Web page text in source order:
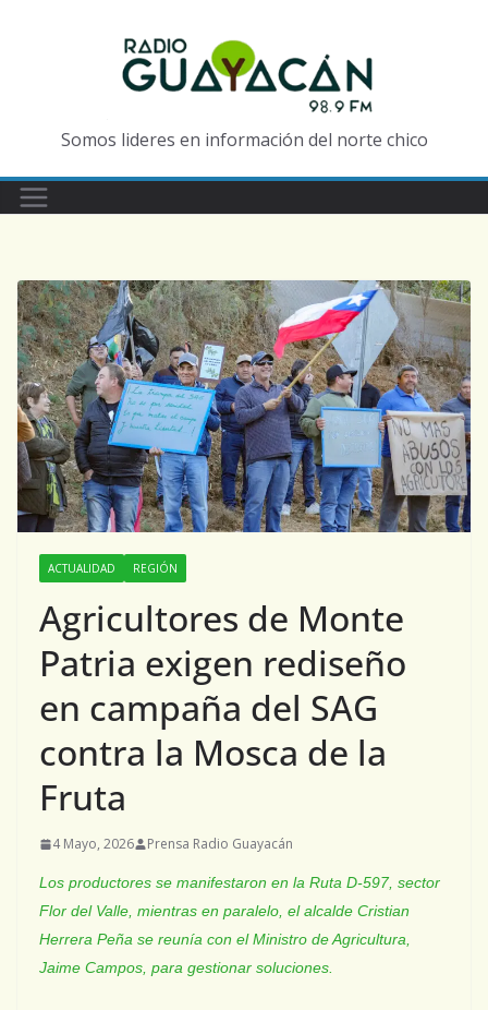
Somos lideres en información del norte chico
ACTUALIDAD REGIÓN
Agricultores de Monte
Patria exigen rediseño
en campaña del SAG
contra la Mosca de la
Fruta
4 Mayo, 2026 Prensa Radio Guayacán
Los productores se manifestaron en la Ruta D-597, sector
Flor del Valle, mientras en paralelo, el alcalde Cristian
Herrera Peña se reunía con el Ministro de Agricultura,
Jaime Campos, para gestionar soluciones.